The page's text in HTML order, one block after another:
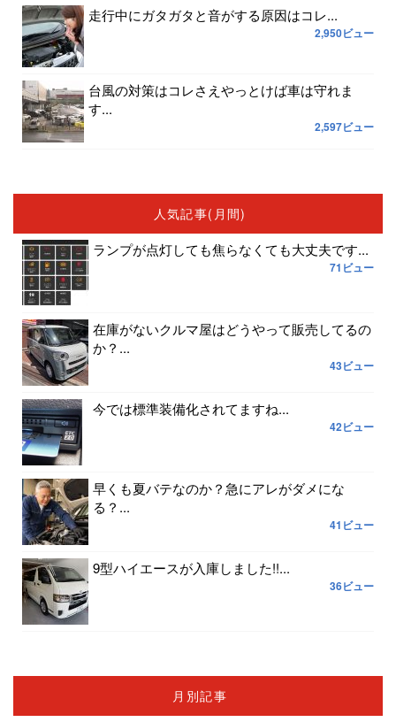
走行中にガタガタと音がする原因はコレ...
2,950ビュー
台風の対策はコレさえやっとけば車は守れま
す...
2,597ビュー
人気記事(月間)
ランプが点灯しても焦らなくても大丈夫です...
71ビュー
在庫がないクルマ屋はどうやって販売してるの
か？...
43ビュー
今では標準装備化されてますね...
42ビュー
早くも夏バテなのか？急にアレがダメにな
る？...
41ビュー
9型ハイエースが入庫しました!!...
36ビュー
月別記事